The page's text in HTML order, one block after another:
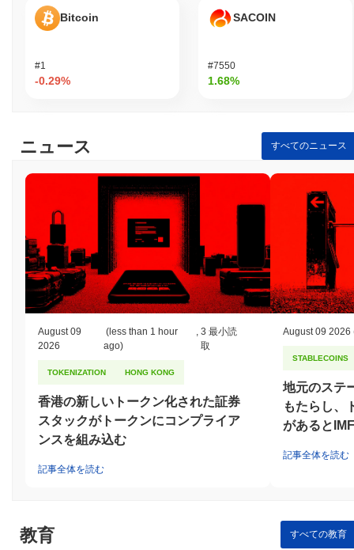
を作成するために選ばれ、担保として「ステーク」することが求
められます。これにより、参加者は誠実に行動するインセンティ
円曲線デジタル署名アルゴリズム（ECDSA）などの高度な暗号技
術を採用しており、安全な認証とデータの整合性を確保していま
データーへのインセンティブには、取引手数料や新たに発行され
たトークンの形での報酬が含まれ、ネットワークの健康とセキュ
クにはステークホルダーが意思決定プロセスに参加できるガバナ
ンスメカニズムが組み込まれており、そのレジリエンスをさらに
高めています。定期的な監査やマルチクライアントの多様性への
注力も、FINEネットワークの全体的なセキュリティと堅牢性に寄
与しています。
FINEは何か論争やリスクに直面しましたか？
FINEは、さまざまな法域における金融規制への準拠に関して規制
当局の監視を受けてきました。2022年中頃、特定の機能が規制当
局によってフラグ付けされ、証券法の潜在的な違反に関する懸念
が生じた際に、プロジェクトは課題に直面しました。チームは、
コンプライアンスフレームワークを強化し、適用される規制に従
うために法的アドバイザーと連携しました。 さらに、FINEはブ
ロックチェーン分野で一般的なスマートコントラクトの脆弱性に
関連する技術的リスクにも直面しています。特定された脆弱性に
対処するために、開発チームはプロトコルを強化するための一連
の監査とセキュリティ評価を実施しました。また、コミュニティ
メンバーが潜在的な問題を報告することを奨励するバグバウンテ
ィプログラムも開始しました。 FINEにとっての継続的なリスク
コンプライアンスを維持するための定期的な監査を通じて軽減さ
れています。
Bitcoin
#1
-0.29%
SACOIN
#7550
1.68%
ニュース すべてのニュース
August 09
2026
(less than 1 hour
ago)
,3 最小読
取
TOKENIZATION HONG KONG
香港の新しいトークン化された証券
スタックがトークンにコンプライア
ンスを組み込む
記事全体を読む
August 09 2026
STABLECOINS
地元のステ
もたらし、
があると
記事全体を読む
教育 すべての教育